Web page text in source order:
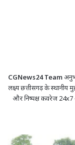
CGNews24 Team
लक्ष्य छत्तीसगढ़ के
और निष्पक्ष कवरेज
छत्तीसगढ़